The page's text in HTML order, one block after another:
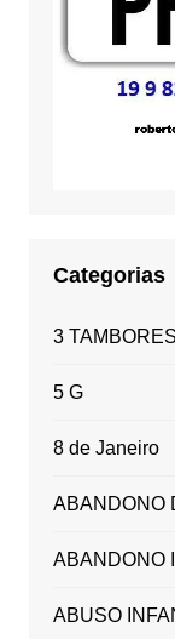
Categorias
3 TAMBORES
5 G
8 de Janeiro
ABANDONO
ABANDONO
ABUSO